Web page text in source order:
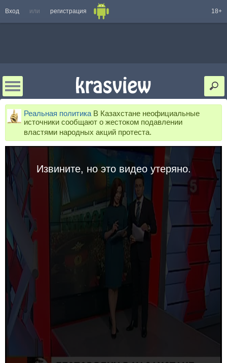
Вход или регистрация 18+
Реальная политика В Казахстане неофициальные
источники сообщают о жестоком подавлении
властями народных акций протеста.
Извините, но это видео утеряно.